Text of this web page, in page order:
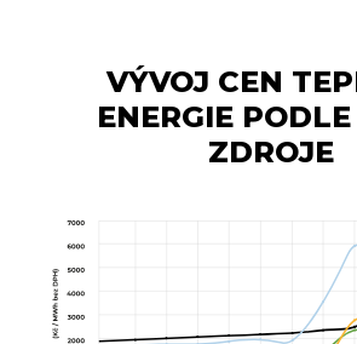
VÝVOJ CEN
ENERGIE
ZDROJE